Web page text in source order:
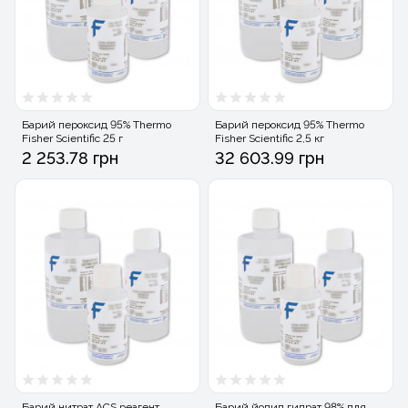
Барий пероксид 95% Thermo
Fisher Scientific 25 г
2 253.78 грн
Барий пероксид 95% Thermo
Fisher Scientific 2,5 кг
32 603.99 грн